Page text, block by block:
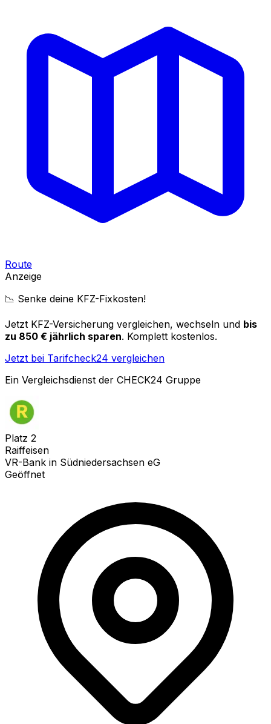
Route
Anzeige
📉 Senke deine KFZ-Fixkosten!
Jetzt KFZ-Versicherung vergleichen, wechseln und bis
zu 850 € jährlich sparen. Komplett kostenlos.
Jetzt bei Tarifcheck24 vergleichen
Ein Vergleichsdienst der CHECK24 Gruppe
Platz 2
Raiffeisen
VR-Bank in Südniedersachsen eG
Geöffnet